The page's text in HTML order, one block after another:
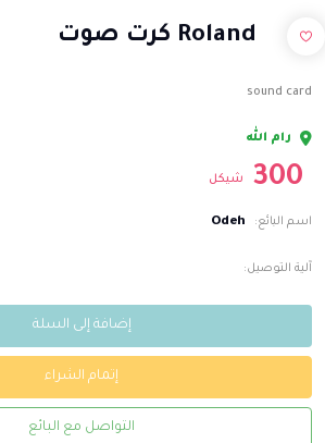
Roland كرت صوت
sound card
رام الله
300 شيكل
اسم البائع: Odeh
آلية التوصيل:
إضافة إلى السلة
إتمام الشراء
التواصل مع البائع